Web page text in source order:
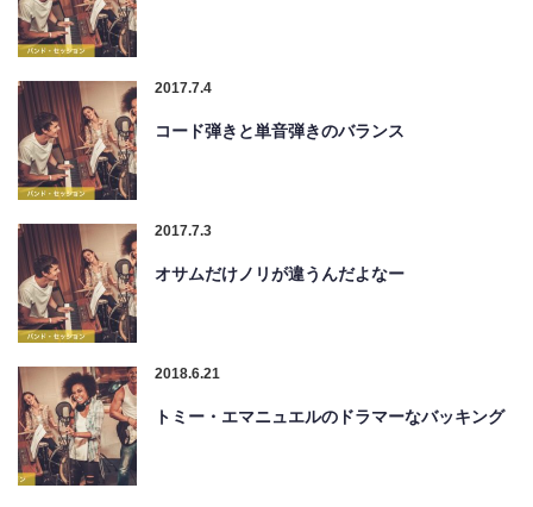
2017.7.4
コード弾きと単音弾きのバランス
2017.7.3
オサムだけノリが違うんだよなー
2018.6.21
トミー・エマニュエルのドラマーなバッキング